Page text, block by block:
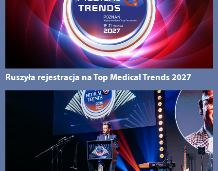
Ruszyła rejestracja na Top Medical Trends 2027